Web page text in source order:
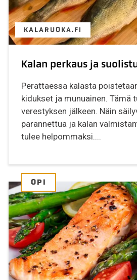
KALARUOKA.FI
Kalan perkaus ja
Perattaessa kalasta
kidukset ja munuainen. Tämä
verestyksen jälkeen. Näin
parannettua ja kalan
tulee helpommaksi....
OPI